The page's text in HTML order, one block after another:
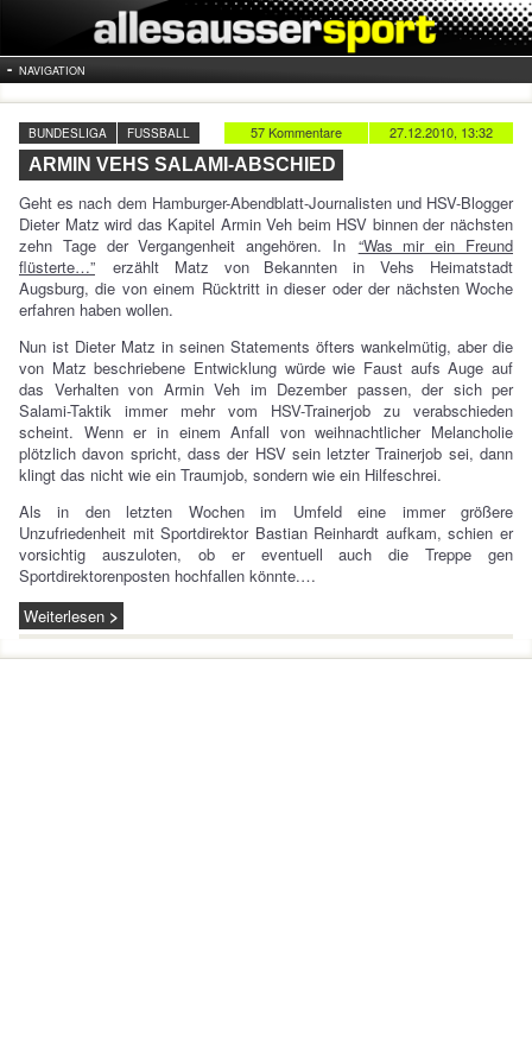
NAVIGATION
27.12.2010, 13:32
57 Kommentare
BUNDESLIGA FUSSBALL
ARMIN VEHS SALAMI-ABSCHIED
Geht es nach dem Hamburger-Abendblatt-Journalisten und HSV-Blogger
Dieter Matz wird das Kapitel Armin Veh beim HSV binnen der nächsten
zehn Tage der Vergangenheit angehören. In “Was mir ein Freund
flüsterte…”
erzählt Matz von Bekannten in Vehs Heimatstadt
Augsburg, die von einem Rücktritt in dieser oder der nächsten Woche
erfahren haben wollen.
Nun ist Dieter Matz in seinen Statements öfters wankelmütig, aber die
von Matz beschriebene Entwicklung würde wie Faust aufs Auge auf
das Verhalten von Armin Veh im Dezember passen, der sich per
Salami-Taktik immer mehr vom HSV-Trainerjob zu verabschieden
scheint. Wenn er in einem Anfall von weihnachtlicher Melancholie
plötzlich davon spricht, dass der HSV sein letzter Trainerjob sei, dann
klingt das nicht wie ein Traumjob, sondern wie ein Hilfeschrei.
Als in den letzten Wochen im Umfeld eine immer größere
Unzufriedenheit mit Sportdirektor Bastian Reinhardt aufkam, schien er
vorsichtig auszuloten, ob er eventuell auch die Treppe gen
Sportdirektorenposten hochfallen könnte.…
Weiterlesen